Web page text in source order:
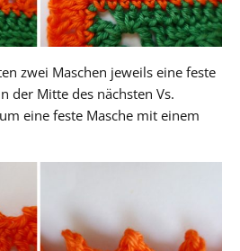
zwei Maschen jeweils eine feste
der Mitte des nächsten Vs.
eine feste Masche mit einem